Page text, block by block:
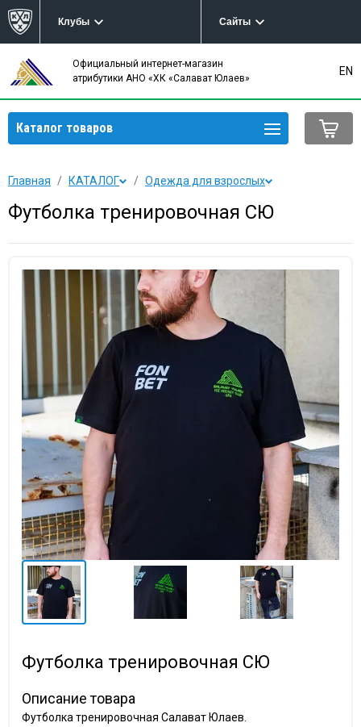
Клубы Сайты
Официальный интернет-магазин
атрибутики АНО «ХК «Салават Юлаев»
EN
Каталог товаров
Главная КАТАЛОГ Одежда для взрослых
Футболка тренировочная СЮ
Футболка тренировочная СЮ
Описание товара
Футболка тренировочная Салават Юлаев.